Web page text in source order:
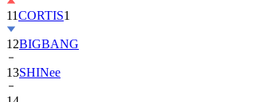
12BIGBANG
13SHINee
14
朴